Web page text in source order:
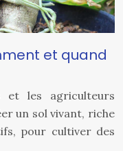
et quand
et les agriculteurs
un sol vivant, riche
pour cultiver des